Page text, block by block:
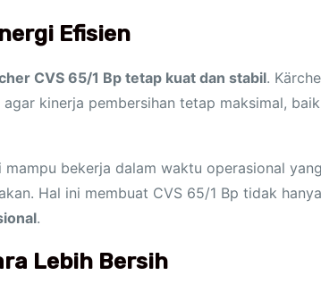
Efisien
CVS 65/1 Bp tetap kuat dan stabil.
kinerja pembersihan tetap maksimal, baik
bekerja dalam waktu operasional
Hal ini membuat CVS 65/1 Bp tidak hanya
.
Lebih Bersih